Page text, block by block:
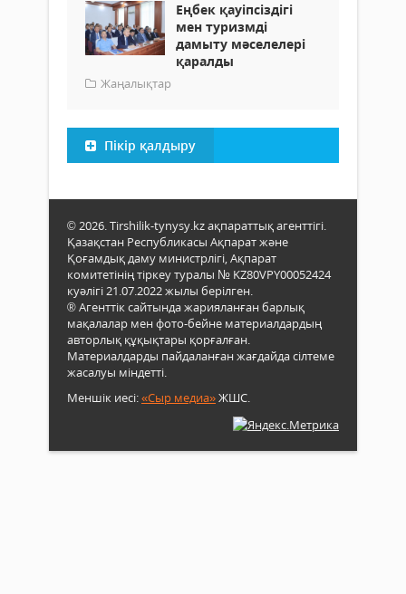
Еңбек қауіпсіздігі
мен туризмді
дамыту мәселелері
қаралды
Жаңалықтар
Пікір қалдыру
© 2026. Tirshilik-tynysy.kz ақпараттық агенттігі.
Қазақстан Республикасы Ақпарат және
Қоғамдық даму министрлігі, Ақпарат
комитетінің тіркеу туралы № KZ80VPY00052424
куәлігі 21.07.2022 жылы берілген.
® Агенттік сайтында жарияланған барлық
мақалалар мен фото-бейне материалдардың
авторлық құқықтары қорғалған.
Материалдарды пайдаланған жағдайда сілтеме
жасалуы міндетті.
Меншік иесі:«Сыр медиа»ЖШС.